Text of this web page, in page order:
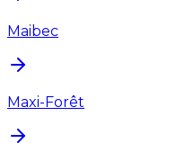
Maibec
Maxi-Forêt